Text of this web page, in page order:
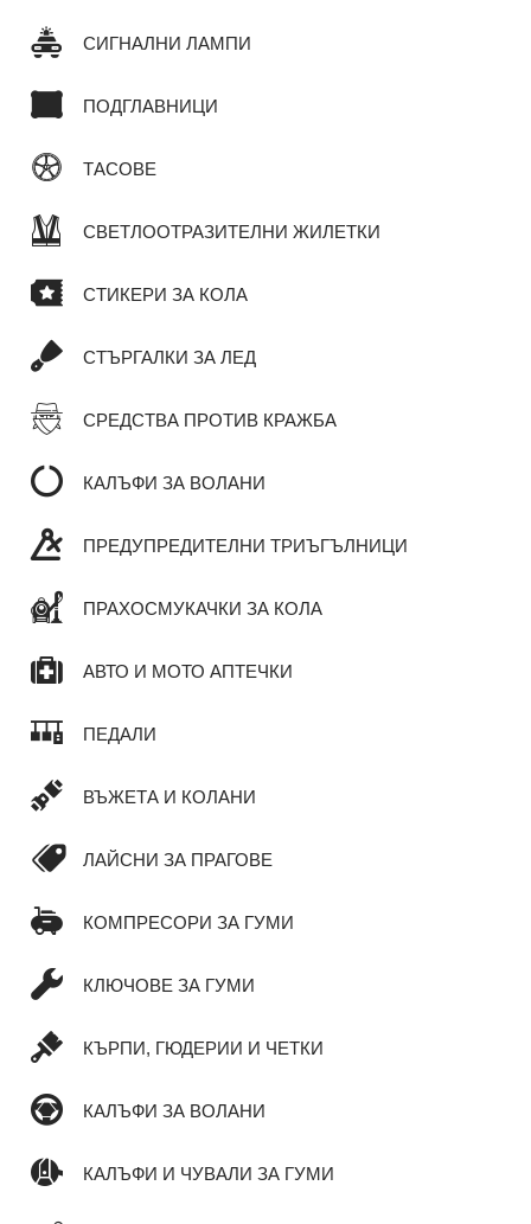
СИГНАЛНИ ЛАМПИ
ПОДГЛАВНИЦИ
ТАСОВЕ
СВЕТЛООТРАЗИТЕЛНИ ЖИЛЕТКИ
СТИКЕРИ ЗА КОЛА
СТЪРГАЛКИ ЗА ЛЕД
СРЕДСТВА ПРОТИВ КРАЖБА
КАЛЪФИ ЗА ВОЛАНИ
ПРЕДУПРЕДИТЕЛНИ ТРИЪГЪЛНИЦИ
ПРАХОСМУКАЧКИ ЗА КОЛА
АВТО И МОТО АПТЕЧКИ
ПЕДАЛИ
ВЪЖЕТА И КОЛАНИ
ЛАЙСНИ ЗА ПРАГОВЕ
КОМПРЕСОРИ ЗА ГУМИ
КЛЮЧОВЕ ЗА ГУМИ
КЪРПИ, ГЮДЕРИИ И ЧЕТКИ
КАЛЪФИ ЗА ВОЛАНИ
КАЛЪФИ И ЧУВАЛИ ЗА ГУМИ